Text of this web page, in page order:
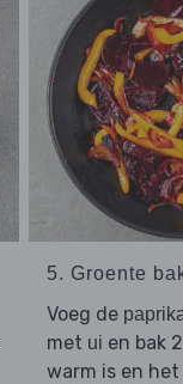
5. Groente
Voeg de
met ui en bak
warm is en